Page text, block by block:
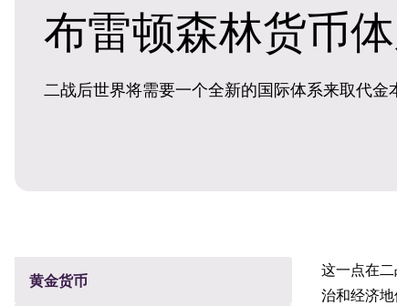
布雷顿森林货币
二战后世界将需要一个全新的国际体系来取代金
黄金货币
这一点在
治和经济